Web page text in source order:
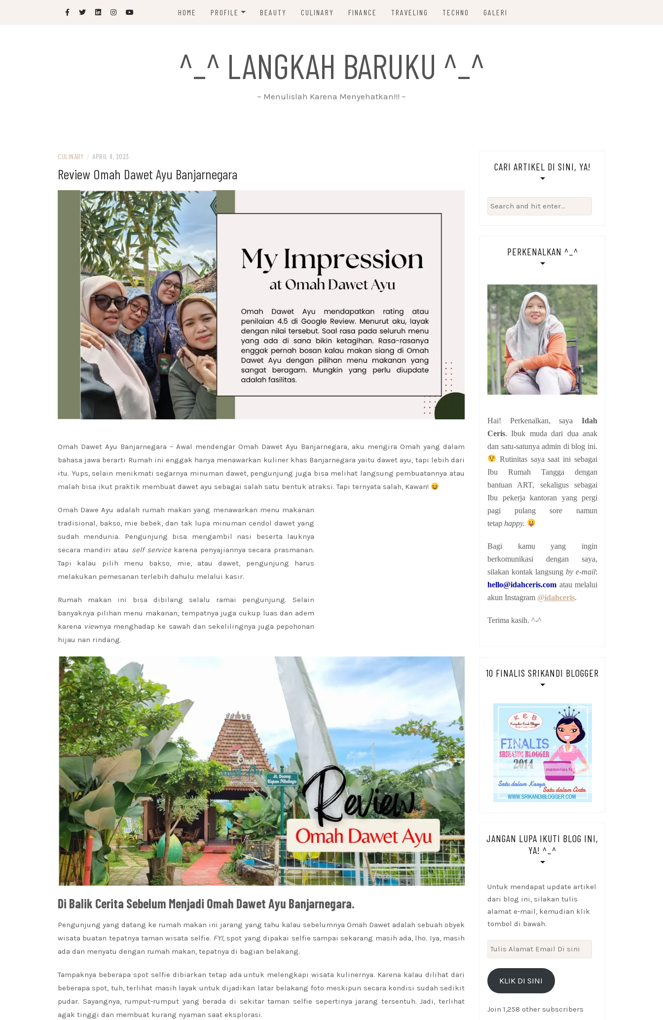
HOME PROFILE
DISCLAIMER
PRIVACY POLICY
BEAUTY CULINARY FINANCE TRAVELING TECHNO GALERI
^_^ LANGKAH BARUKU ^_^
~ Menulislah Karena Menyehatkan!!! ~
CULINARY / APRIL 8, 2023
Review Omah Dawet Ayu Banjarnegara
Omah Dawet Ayu Banjarnegara – Awal mendengar Omah Dawet Ayu Banjarnegara, aku mengira Omah yang dalam
bahasa jawa berarti Rumah ini enggak hanya menawarkan kuliner khas Banjarnegara yaitu dawet ayu, tapi lebih dari
itu. Yups, selain menikmati segarnya minuman dawet, pengunjung juga bisa melihat langsung pembuatannya atau
malah bisa ikut praktik membuat dawet ayu sebagai salah satu bentuk atraksi. Tapi ternyata salah, Kawan!
Omah Dawe Ayu adalah rumah makan yang menawarkan menu makanan
tradisional, bakso, mie bebek, dan tak lupa minuman cendol dawet yang
sudah mendunia. Pengunjung bisa mengambil nasi beserta lauknya
secara mandiri atau self service karena penyajiannya secara prasmanan.
Tapi kalau pilih menu bakso, mie, atau dawet, pengunjung harus
melakukan pemesanan terlebih dahulu melalui kasir.
Rumah makan ini bisa dibilang selalu ramai pengunjung. Selain
banyaknya pilihan menu makanan, tempatnya juga cukup luas dan adem
karena viewnya menghadap ke sawah dan sekelilingnya juga pepohonan
hijau nan rindang.
Di Balik Cerita Sebelum Menjadi Omah Dawet Ayu Banjarnegara.
Pengunjung yang datang ke rumah makan ini jarang yang tahu kalau sebelumnya Omah Dawet adalah sebuah obyek
wisata buatan tepatnya taman wisata selfie. FYI, spot yang dipakai selfie sampai sekarang masih ada, lho. Iya, masih
ada dan menyatu dengan rumah makan, tepatnya di bagian belakang.
Tampaknya beberapa spot selfie dibiarkan tetap ada untuk melengkapi wisata kulinernya. Karena kalau dilihat dari
beberapa spot, tuh, terlihat masih layak untuk dijadikan latar belakang foto meskipun secara kondisi sudah sedikit
pudar. Sayangnya, rumput-rumput yang berada di sekitar taman selfie sepertinya jarang tersentuh. Jadi, terlihat
agak tinggi dan membuat kurang nyaman saat eksplorasi.
CARI ARTIKEL DI SINI, YA!
Search
for:
PERKENALKAN ^_^
Hai! Perkenalkan, saya Idah
Ceris. Ibuk muda dari dua anak
dan satu-satunya admin di blog ini.
Rutinitas saya saat ini sebagai
Ibu Rumah Tangga dengan
bantuan ART, sekaligus sebagai
Ibu pekerja kantoran yang pergi
pagi pulang sore namun
tetap happy.
Bagi kamu yang ingin
berkomunikasi dengan saya,
silakan kontak langsung by e-mail:
hello@idahceris.com atau melalui
akun Instagram @idahceris.
Terima kasih. ^-^
10 FINALIS SRIKANDI BLOGGER
JANGAN LUPA IKUTI BLOG INI,
YA! ^_^
Untuk mendapat update artikel
dari blog ini, silakan tulis
alamat e-mail, kemudian klik
tombol di bawah.
Tulis
Alamat
Email
KLIK DI SINI
Join 1,258 other subscribers